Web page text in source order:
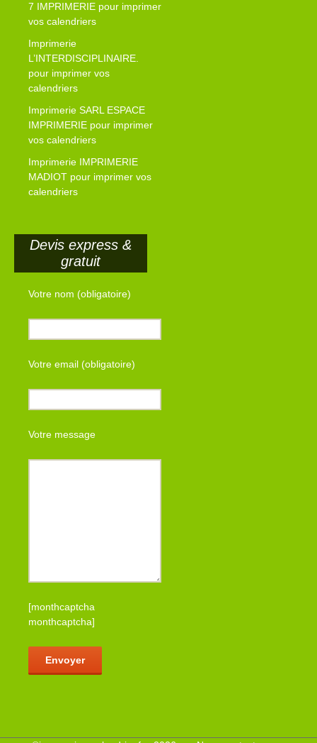
7 IMPRIMERIE pour imprimer
vos calendriers
Imprimerie
L’INTERDISCIPLINAIRE.
pour imprimer vos
calendriers
Imprimerie SARL ESPACE
IMPRIMERIE pour imprimer
vos calendriers
Imprimerie IMPRIMERIE
MADIOT pour imprimer vos
calendriers
Devis express &
gratuit
Votre nom (obligatoire)
Votre email (obligatoire)
Votre message
[monthcaptcha
monthcaptcha]